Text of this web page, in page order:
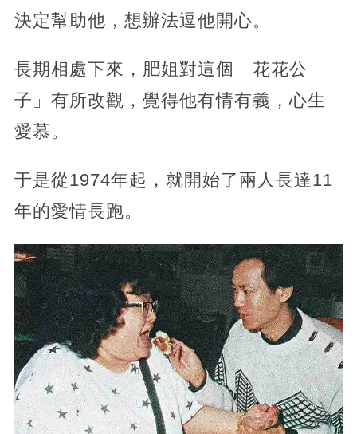
決定幫助他，想辦法逗他開心。
長期相處下來，肥姐對這個「花花公
子」有所改觀，覺得他有情有義，心生
愛慕。
于是從1974年起，就開始了兩人長達11
年的愛情長跑。